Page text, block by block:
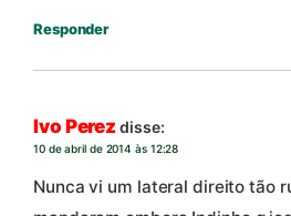
Responder
Ivo Perez disse:
10 de abril de 2014 às 12:28
Nunca vi um lateral direito tão